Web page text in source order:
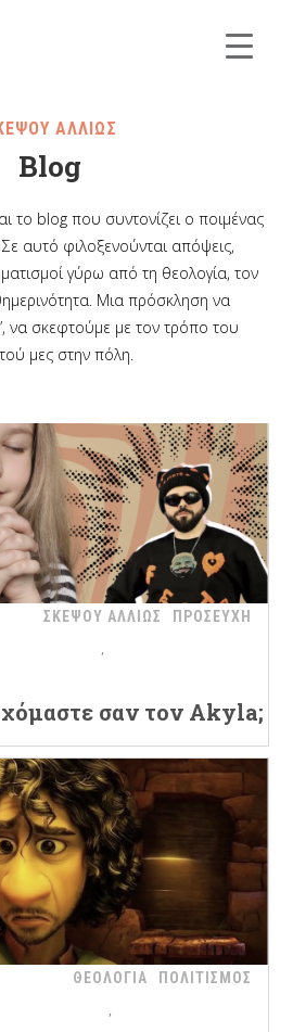
ΑΛΛΙΩΣ
Blog
το blog που συντονίζει ο ποιμένας
αυτό φιλοξενούνται απόψεις,
γύρω από τη θεολογία, τον
Μια πρόσκληση να
να σκεφτούμε με τον τρόπο του
μες στην πόλη.
ΣΚΕΨΟΥ ΑΛΛΙΩΣ ΠΡΟΣΕΥΧΗ
σαν τον Akyla;
ΘΕΟΛΟΓΙΑ ΠΟΛΙΤΙΣΜΟΣ